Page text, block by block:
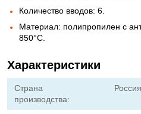
Количество вводов: 6.
Материал: полипропилен с
850°C.
Характеристики
Страна
производства:
Россия